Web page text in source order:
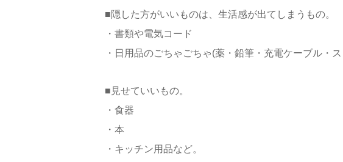
■隠した方がいいものは、生活感が出てしまうもの。
・書類や電気コード
・日用品のごちゃごちゃ(薬・鉛筆・充電ケーブル・
■見せていいもの。
・食器
・本
・キッチン用品など。